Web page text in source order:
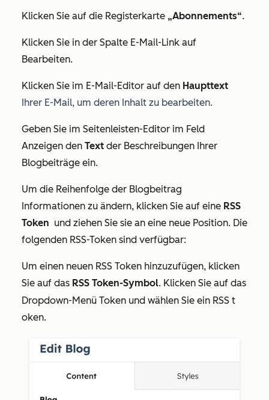
Klicken Sie auf die Registerkarte „Abonnements“.
Klicken Sie in der Spalte E-Mail-Link auf
Bearbeiten.
Klicken Sie im E-Mail-Editor auf den Haupttext
Ihrer E-Mail, um deren Inhalt zu bearbeiten.
Geben Sie im Seitenleisten-Editor im Feld
Anzeigen den Text der Beschreibungen Ihrer
Blogbeiträge ein.
Um die Reihenfolge der Blogbeitrag
Informationen zu ändern, klicken Sie auf eine RSS
Token und ziehen Sie sie an eine neue Position. Die
folgenden RSS-Token sind verfügbar:
Um einen neuen RSS Token hinzuzufügen, klicken
Sie auf das RSS Token-Symbol. Klicken Sie auf das
Dropdown-Menü Token und wählen Sie ein RSS t
oken.